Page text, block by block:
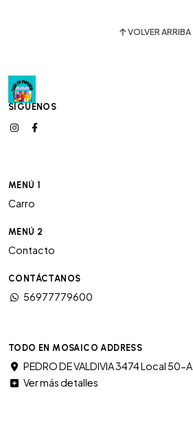
VOLVER ARRIBA
SÍGUENOS
MENÚ 1
Carro
MENÚ 2
Contacto
CONTÁCTANOS
56977779600
TODO EN MOSAICO ADDRESS
PEDRO DE VALDIVIA 3474 Local 50-A
Ver más detalles